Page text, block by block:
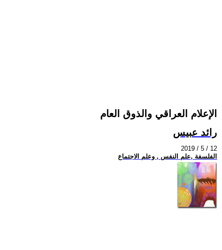
الإعلام العراقي والذوق العام
رائد عبيس
2019 / 5 / 12
الفلسفة ,علم النفس , وعلم الاجتماع